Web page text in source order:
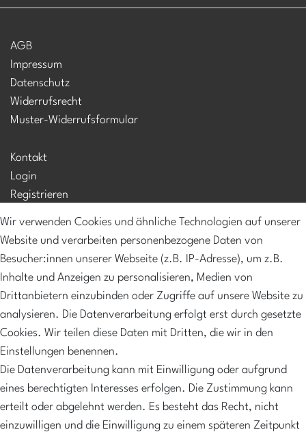
AGB
Impressum
Datenschutz
Widerrufsrecht
Muster-Widerrufsformular
Kontakt
Login
Registrieren
NEWSLETTER
Abonniere unseren Newsletter und erhalte 10%
Rabatt sowie regelmäßige Informationen über neue
Produkte, exklusive Angebote und vieles mehr
Hier anmelden
Wir verwenden Cookies und ähnliche Technologien auf unserer
Website und verarbeiten personenbezogene Daten von
Besucher:innen unserer Webseite (z.B. IP-Adresse), um z.B.
Inhalte und Anzeigen zu personalisieren, Medien von
Drittanbietern einzubinden oder Zugriffe auf unsere Website zu
analysieren. Die Datenverarbeitung erfolgt erst durch gesetzte
Cookies. Wir teilen diese Daten mit Dritten, die wir in den
Einstellungen benennen.
Die Datenverarbeitung kann mit Einwilligung oder aufgrund
eines berechtigten Interesses erfolgen. Die Zustimmung kann
erteilt oder abgelehnt werden. Es besteht das Recht, nicht
einzuwilligen und die Einwilligung zu einem späteren Zeitpunkt